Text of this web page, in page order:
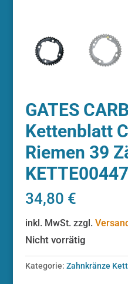
GATES
Kettenblatt
Riemen 39
34,80 €
inkl. MwSt. zzgl.
Nicht vorrätig
Kategorie: Zahnkränze